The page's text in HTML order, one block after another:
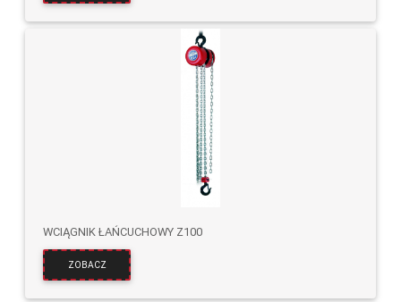
WCIĄGNIK ŁAŃCUCHOWY Z100
ZOBACZ